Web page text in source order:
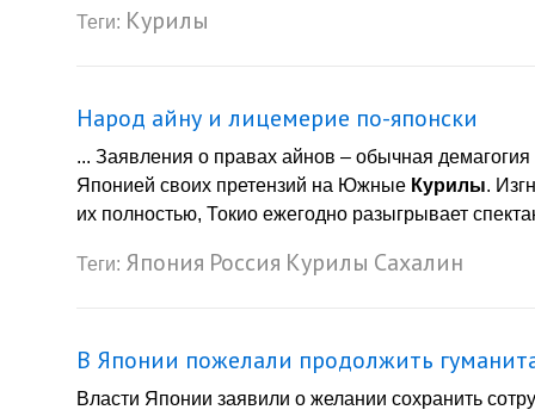
Теги: Курилы
Народ айну и лицемерие по-японски
... Заявления о правах айнов – обычная
Японией своих претензий на Южные Курилы.
их полностью, Токио ежегодно разыгрывает
Теги: Япония Россия Курилы Сахалин
В Японии пожелали продолжить
Власти Японии заявили о желании сохранить